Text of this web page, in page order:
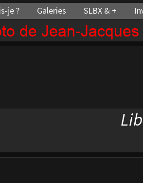
de Jean-
je ? Galeries SLBX & +